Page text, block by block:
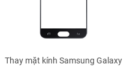
Thay mặt kính Samsung Galaxy